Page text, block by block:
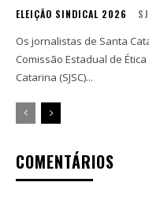
ELEIÇÃO SINDICAL 2026
Os jornalistas de Santa
Comissão Estadual de
Catarina (SJSC)...
COMENTÁRIOS